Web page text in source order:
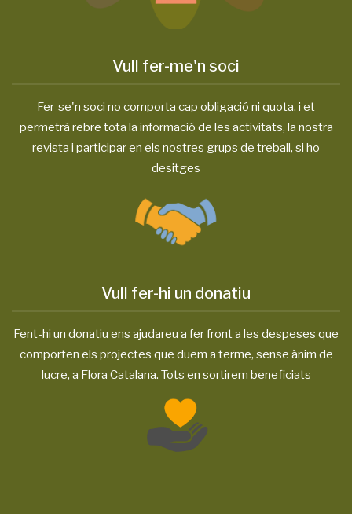
Vull fer-me'n soci
Fer-se'n soci no comporta cap obligació ni quota, i et
permetrà rebre tota la informació de les activitats, la nostra
revista i participar en els nostres grups de treball, si ho
desitges
Vull fer-hi un donatiu
Fent-hi un donatiu ens ajudareu a fer front a les despeses que
comporten els projectes que duem a terme, sense ànim de
lucre, a Flora Catalana. Tots en sortirem beneficiats